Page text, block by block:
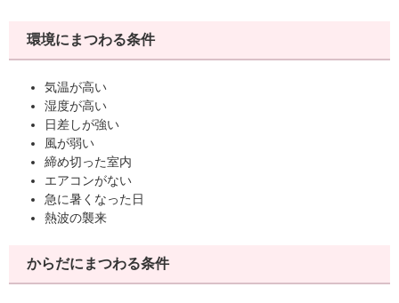
環境にまつわる条件
気温が高い
湿度が高い
日差しが強い
風が弱い
締め切った室内
エアコンがない
急に暑くなった日
熱波の襲来
からだにまつわる条件